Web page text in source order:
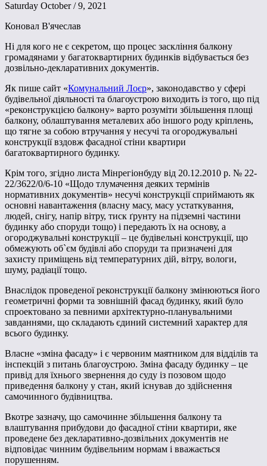
Saturday October / 9, 2021
Коновал В'ячеслав
Ні для кого не є секретом, що процес заскління балкону
громадянами у багатоквартирних будинків відбувається без
дозвільно-декларативних документів.
Як пише сайт «Комунальний Лоєр», законодавство у сфері
будівельної діяльності та благоустрою виходить із того, що під
«реконструкцією балкону» варто розуміти збільшення площі
балкону, облаштування металевих або іншого роду кріплень,
що тягне за собою втручання у несучі та огороджувальні
конструкції вздовж фасадної стіни квартири
багатоквартирного будинку.
Крім того, згідно листа Мінрегіонбуду від 20.12.2010 р. № 22-
22/3622/0/6-10 «Щодо тлумачення деяких термінів
нормативних документів» несучі конструкції сприймають як
основні навантаження (власну масу, масу устаткування,
людей, снігу, напір вітру, тиск ґрунту на підземні частини
будинку або споруди тощо) і передають їх на основу, а
огороджувальні конструкції – це будівельні конструкції, що
обмежують об`єм будівлі або споруди та призначені для
захисту приміщень від температурних дій, вітру, вологи,
шуму, радіації тощо.
Внаслідок проведеної реконструкції балкону змінюються його
геометричні форми та зовнішній фасад будинку, який було
спроектовано за певними архітектурно-планувальними
завданнями, що складають єдиний системний характер для
всього будинку.
Власне «зміна фасаду» і є червоним маятником для відділів та
інспекцій з питань благоустрою. Зміна фасаду будинку – це
привід для їхнього звернення до суду із позовом щодо
приведення балкону у стан, який існував до здійснення
самочинного будівництва.
Вкотре зазначу, що самочинне збільшення балкону та
влаштування прибудови до фасадної стіни квартири, яке
проведене без декларативно-дозвільних документів не
відповідає чинним будівельним нормам і вважається
порушенням.